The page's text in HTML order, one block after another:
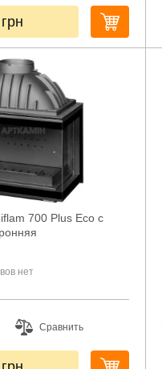
грн
700 Plus Eco с
нет
Сравнить